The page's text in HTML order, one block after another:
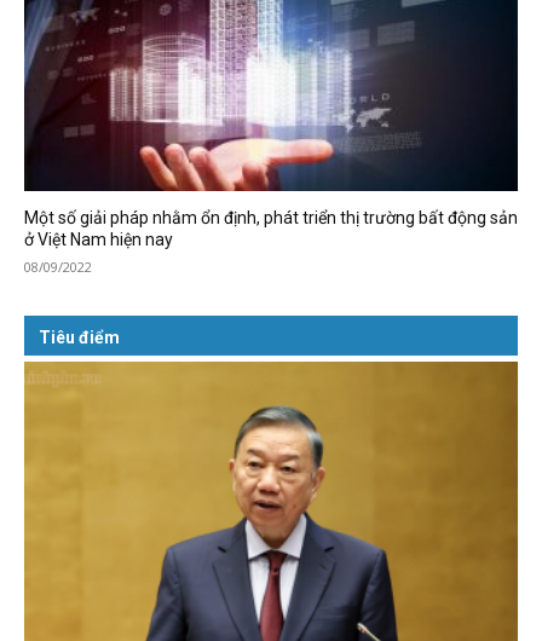
Một số giải pháp nhằm ổn định, phát triển thị trường bất động sản
ở Việt Nam hiện nay
08/09/2022
Tiêu điểm